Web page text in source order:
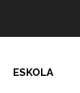
ESKOLA